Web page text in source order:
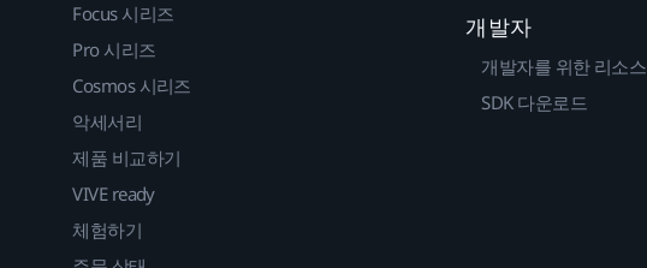
Focus 시리즈
Pro 시리즈
Cosmos 시리즈
악세서리
제품 비교하기
VIVE ready
체험하기
개발자
개발자를 위한 리소스
SDK 다운로드